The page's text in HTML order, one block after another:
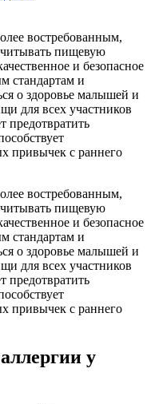
востребованным,
пищевую
и безопасное
стандартам и
о здоровье малышей и
для всех участников
предотвратить
привычек с раннего
востребованным,
пищевую
и безопасное
стандартам и
о здоровье малышей и
для всех участников
предотвратить
привычек с раннего
у